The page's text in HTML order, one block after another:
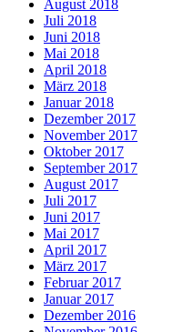
August 2018
Juli 2018
Juni 2018
Mai 2018
April 2018
März 2018
Januar 2018
Dezember 2017
November 2017
Oktober 2017
September 2017
August 2017
Juli 2017
Juni 2017
Mai 2017
April 2017
März 2017
Februar 2017
Januar 2017
Dezember 2016